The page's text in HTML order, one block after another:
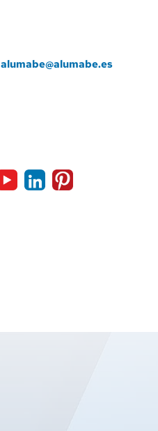
alumabe@alumabe.es